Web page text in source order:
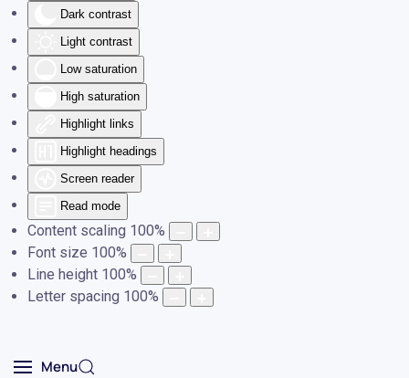
Dark contrast
Light contrast
Low saturation
High saturation
Highlight links
Highlight headings
Screen reader
Read mode
Content scaling 100%
Font size 100%
Line height 100%
Letter spacing 100%
Menu